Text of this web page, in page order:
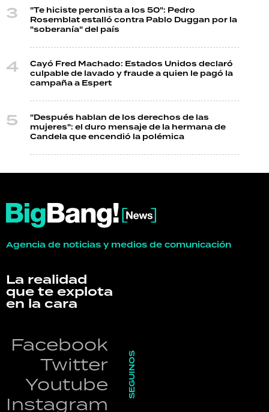
"Te hiciste peronista a los 50": Pedro
Rosemblat estalló contra Pablo Duggan por la
"soberanía" del país
Cayó Fred Machado: Estados Unidos declaró
culpable de lavado y fraude a quien le pagó la
campaña a Espert
"Después hablan de los derechos de las
mujeres": el duro mensaje de la hermana de
Candela que encendió la polémica
Agencia de noticias y medios de comunicación
La realidad
que te explota
en la cara
Facebook
Twitter
Youtube
Instagram
SEGUINOS